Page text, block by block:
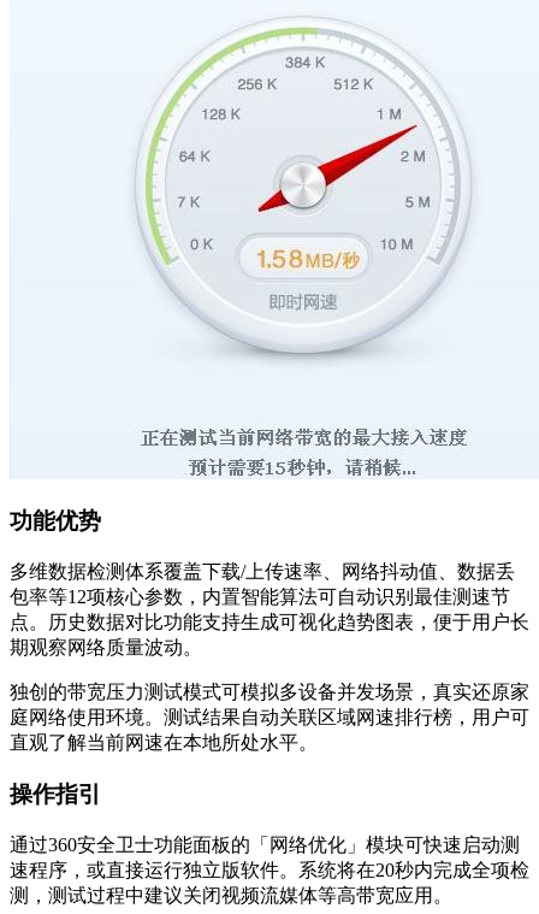
功能优势
多维数据检测体系覆盖下载/上传速率、网络抖动值、数据丢
包率等12项核心参数，内置智能算法可自动识别最佳测速节
点。历史数据对比功能支持生成可视化趋势图表，便于用户长
期观察网络质量波动。
独创的带宽压力测试模式可模拟多设备并发场景，真实还原家
庭网络使用环境。测试结果自动关联区域网速排行榜，用户可
直观了解当前网速在本地所处水平。
操作指引
通过360安全卫士功能面板的「网络优化」模块可快速启动测
速程序，或直接运行独立版软件。系统将在20秒内完成全项检
测，测试过程中建议关闭视频流媒体等高带宽应用。